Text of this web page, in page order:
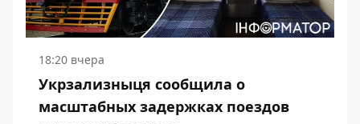
18:20 вчера
Укрзализныця сообщила о
масштабных задержках поездов